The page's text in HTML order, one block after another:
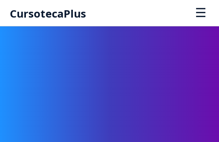
CursotecaPlus ☰